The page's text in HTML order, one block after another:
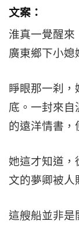
文案：
淮真一覺醒來
廣東鄉下小媳
睜眼那一刹，
底。一封來自
的遠洋情書，
她這才知道，
文的夢卿被人
這艘船並非是